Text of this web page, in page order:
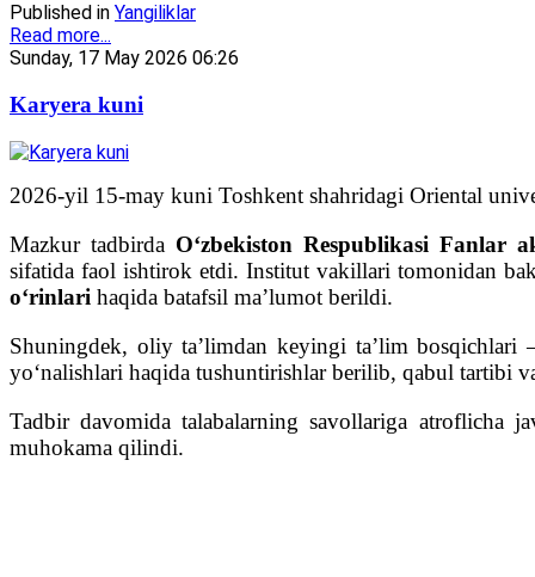
Published in Yangiliklar
Read more...
Sunday, 17 May 2026 06:26
Karyera kuni
2026-yil 15-may kuni Toshkent shahridagi Oriental
Mazkur tadbirda O‘zbekiston Respublikasi Fanlar
sifatida faol ishtirok etdi. Institut vakillari tomonidan
o‘rinlari haqida batafsil ma’lumot berildi.
Shuningdek, oliy ta’limdan keyingi ta’lim
yo‘nalishlari haqida tushuntirishlar berilib, qabul tartibi
Tadbir davomida talabalarning savollariga
muhokama qilindi.